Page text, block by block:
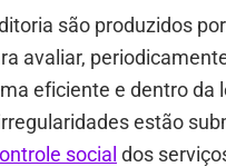
são produzidos
avaliar,
eficiente e dentro da
estão
social dos